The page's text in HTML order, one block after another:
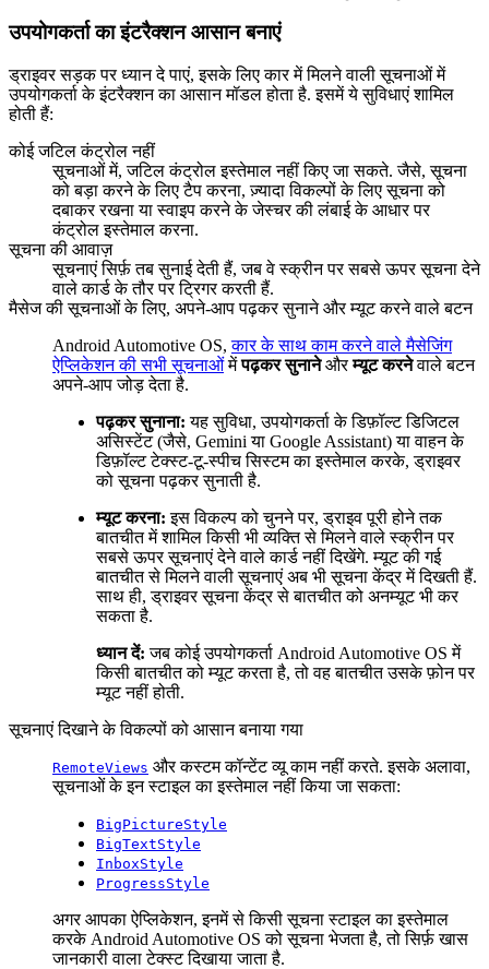
उपयोगकर्ता का इंटरैक्शन आसान बनाएं
ड्राइवर सड़क पर ध्यान दे पाएं, इसके लिए कार में मिलने वाली सूचनाओं में
उपयोगकर्ता के इंटरैक्शन का आसान मॉडल होता है. इसमें ये सुविधाएं शामिल
होती हैं:
कोई जटिल कंट्रोल नहीं
सूचनाओं में, जटिल कंट्रोल इस्तेमाल नहीं किए जा सकते. जैसे, सूचना
को बड़ा करने के लिए टैप करना, ज़्यादा विकल्पों के लिए सूचना को
दबाकर रखना या स्वाइप करने के जेस्चर की लंबाई के आधार पर
कंट्रोल इस्तेमाल करना.
सूचना की आवाज़
सूचनाएं सिर्फ़ तब सुनाई देती हैं, जब वे स्क्रीन पर सबसे ऊपर सूचना देने
वाले कार्ड के तौर पर ट्रिगर करती हैं.
मैसेज की सूचनाओं के लिए, अपने-आप पढ़कर सुनाने और म्यूट करने वाले बटन
Android Automotive OS,कार के साथ काम करने वाले मैसेजिंग
ऐप्लिकेशन की सभी सूचनाओंमेंपढ़कर सुनानेऔरम्यूट करनेवाले बटन
अपने-आप जोड़ देता है.
पढ़कर सुनाना: यह सुविधा, उपयोगकर्ता के डिफ़ॉल्ट डिजिटल
असिस्टेंट (जैसे, Gemini या Google Assistant) या वाहन के
डिफ़ॉल्ट टेक्स्ट-टू-स्पीच सिस्टम का इस्तेमाल करके, ड्राइवर
को सूचना पढ़कर सुनाती है.
म्यूट करना: इस विकल्प को चुनने पर, ड्राइव पूरी होने तक
बातचीत में शामिल किसी भी व्यक्ति से मिलने वाले स्क्रीन पर
सबसे ऊपर सूचनाएं देने वाले कार्ड नहीं दिखेंगे. म्यूट की गई
बातचीत से मिलने वाली सूचनाएं अब भी सूचना केंद्र में दिखती हैं.
साथ ही, ड्राइवर सूचना केंद्र से बातचीत को अनम्यूट भी कर
सकता है.
ध्यान दें: जब कोई उपयोगकर्ता Android Automotive OS में
किसी बातचीत को म्यूट करता है, तो वह बातचीत उसके फ़ोन पर
म्यूट नहीं होती.
सूचनाएं दिखाने के विकल्पों को आसान बनाया गया
RemoteViews और कस्टम कॉन्टेंट व्यू काम नहीं करते. इसके अलावा,
सूचनाओं के इन स्टाइल का इस्तेमाल नहीं किया जा सकता:
BigPictureStyle
BigTextStyle
InboxStyle
ProgressStyle
अगर आपका ऐप्लिकेशन, इनमें से किसी सूचना स्टाइल का इस्तेमाल
करके Android Automotive OS को सूचना भेजता है, तो सिर्फ़ खास
जानकारी वाला टेक्स्ट दिखाया जाता है.